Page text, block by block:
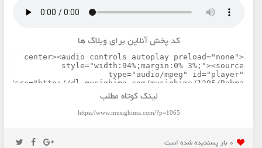
کد پخش آنلاین برای وبلاگ ها
لینک کوتاه مطلب
https://www.musighima.com/?p=1065
0 بار پسنديده شده است